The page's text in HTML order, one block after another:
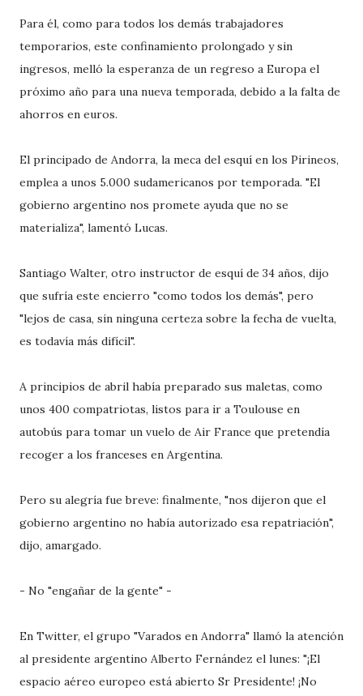
Para él, como para todos los demás trabajadores
temporarios, este confinamiento prolongado y sin
ingresos, melló la esperanza de un regreso a Europa el
próximo año para una nueva temporada, debido a la falta de
ahorros en euros.
El principado de Andorra, la meca del esquí en los Pirineos,
emplea a unos 5.000 sudamericanos por temporada. "El
gobierno argentino nos promete ayuda que no se
materializa", lamentó Lucas.
Santiago Walter, otro instructor de esquí de 34 años, dijo
que sufría este encierro "como todos los demás", pero
"lejos de casa, sin ninguna certeza sobre la fecha de vuelta,
es todavía más difícil".
A principios de abril había preparado sus maletas, como
unos 400 compatriotas, listos para ir a Toulouse en
autobús para tomar un vuelo de Air France que pretendía
recoger a los franceses en Argentina.
Pero su alegría fue breve: finalmente, "nos dijeron que el
gobierno argentino no había autorizado esa repatriación",
dijo, amargado.
- No "engañar de la gente" -
En Twitter, el grupo "Varados en Andorra" llamó la atención
al presidente argentino Alberto Fernández el lunes: "¡El
espacio aéreo europeo está abierto Sr Presidente! ¡No